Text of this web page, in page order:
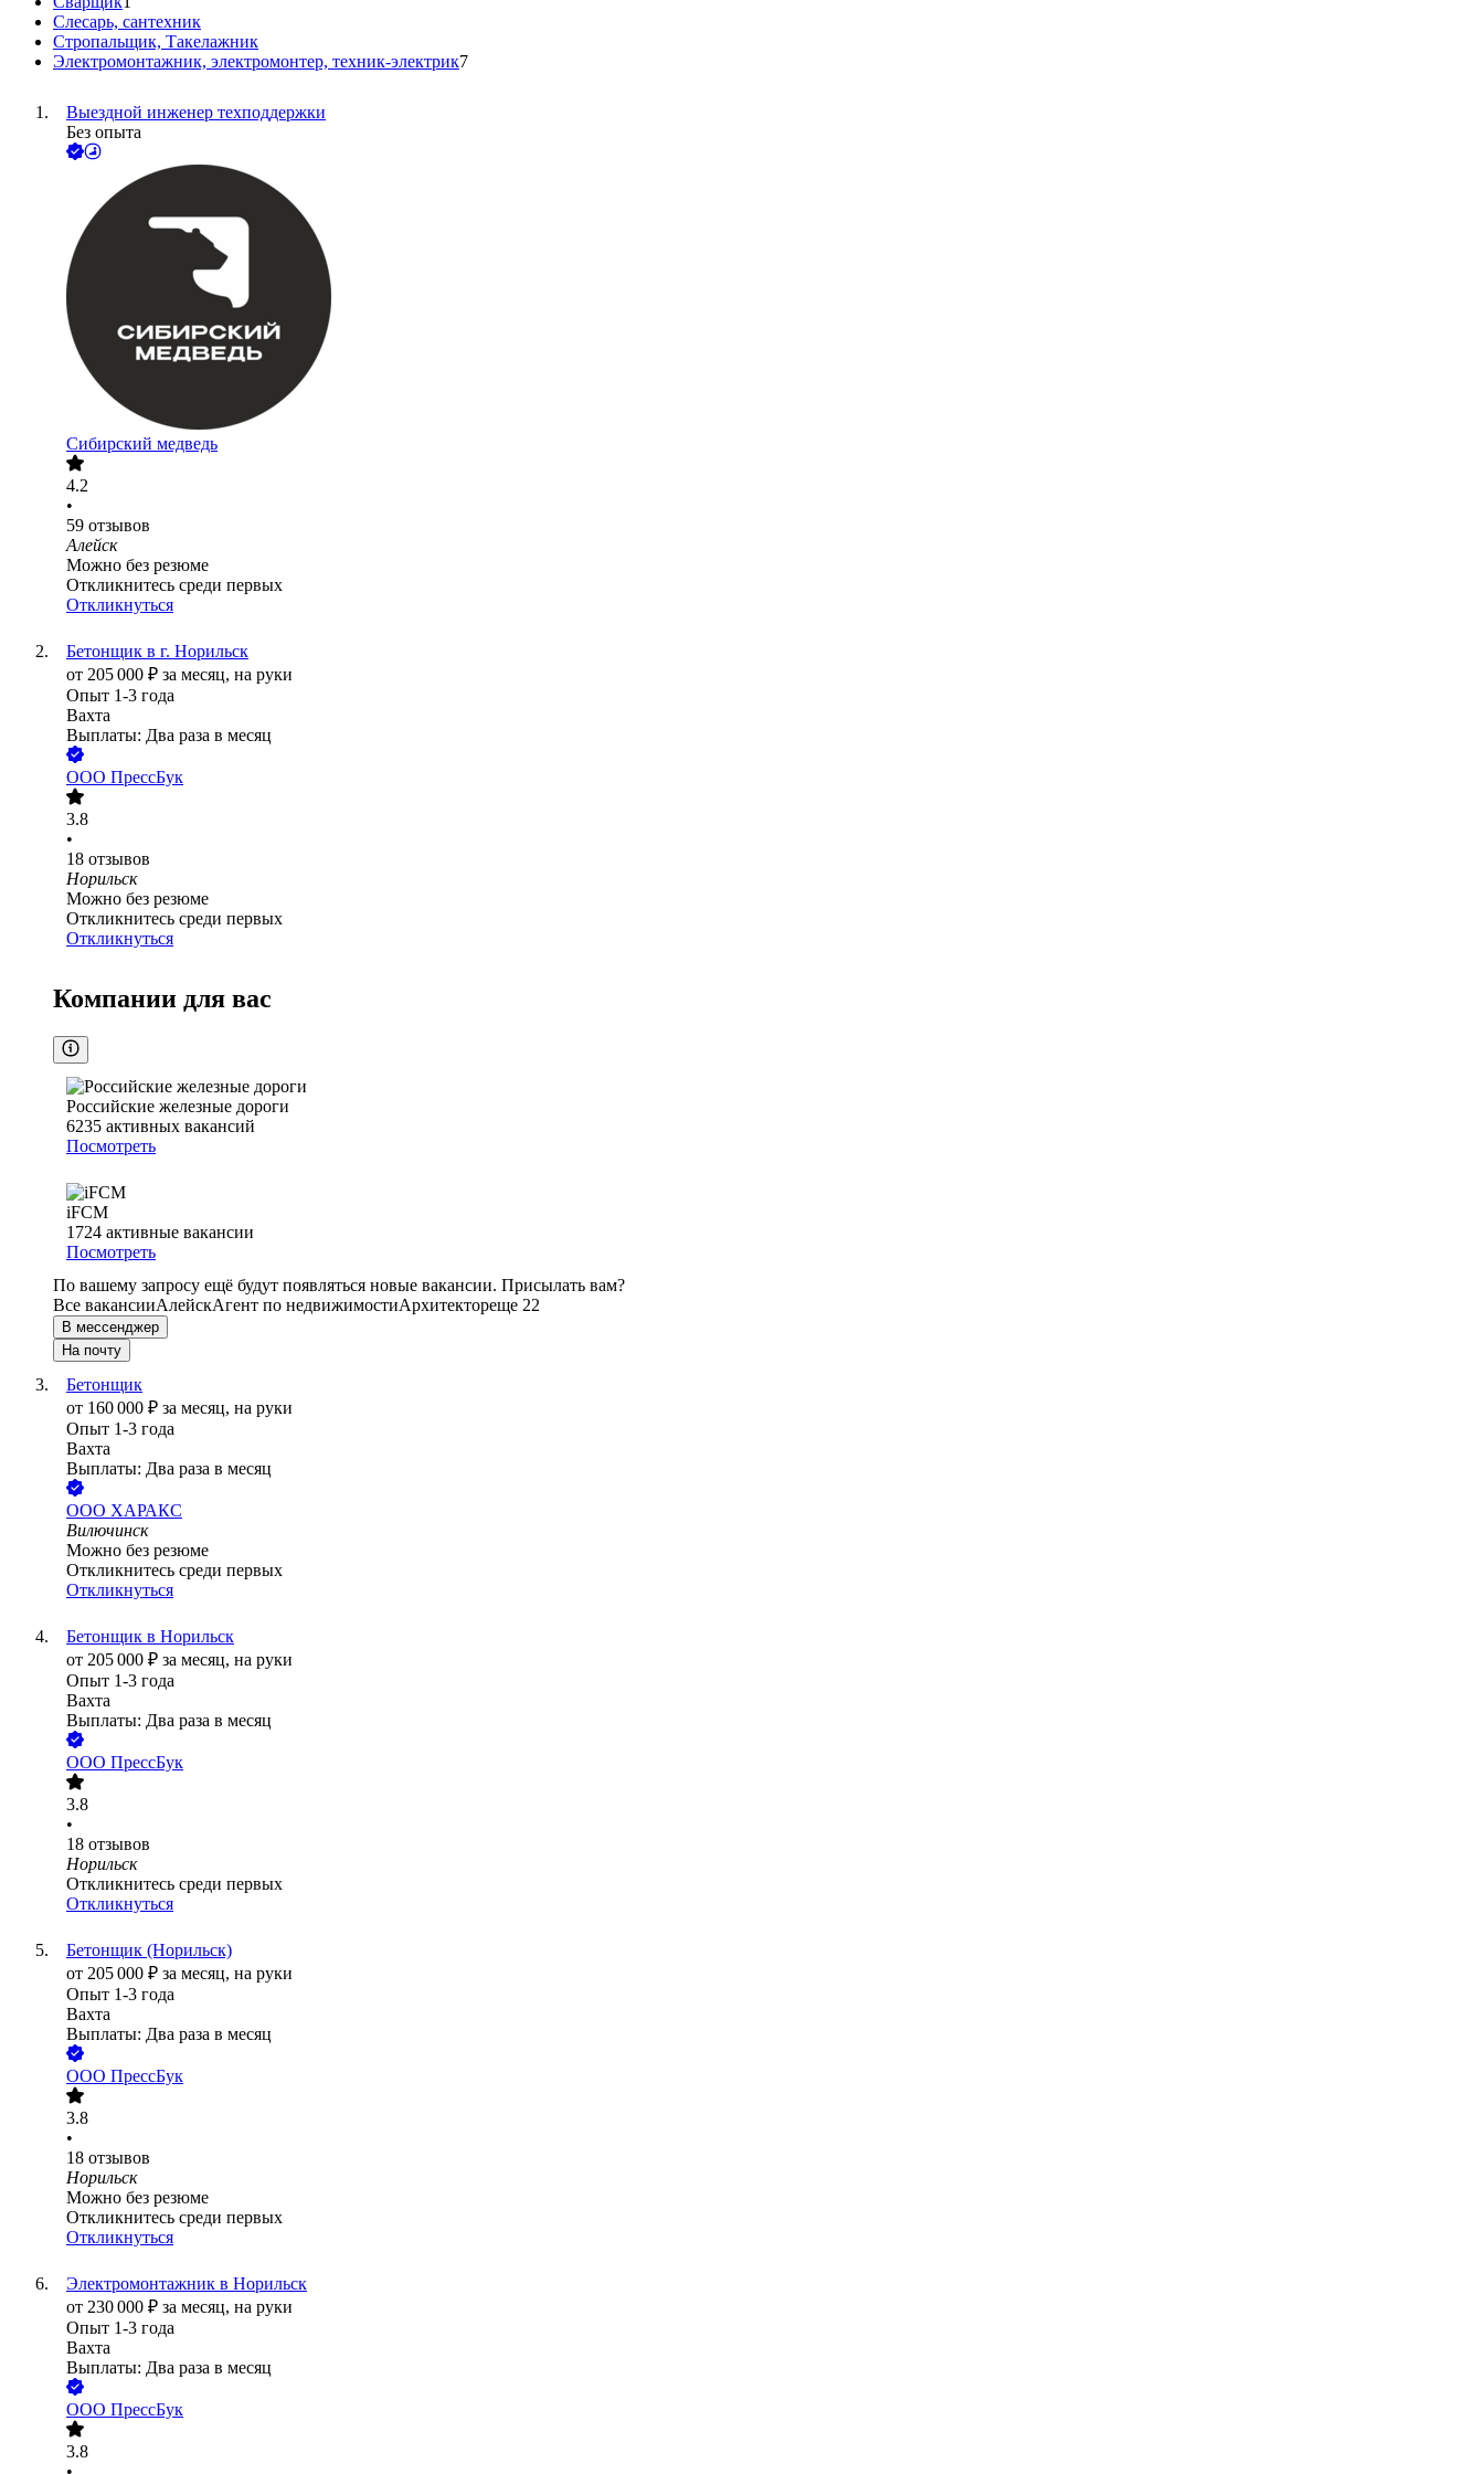
Слесарь, сантехник
Стропальщик, Такелажник
Электромонтажник, электромонтер, техник-электрик7
Выездной инженер техподдержки
Без опыта
Сибирский медведь
4.2
•
59 отзывов
Алейск
Можно без резюме
Откликнитесь среди первых
Откликнуться
Бетонщик в г. Норильск
от 205 000 ₽ за месяц, на руки
Опыт 1-3 года
Вахта
Выплаты: Два раза в месяц
ООО ПрессБук
3.8
•
18 отзывов
Норильск
Можно без резюме
Откликнитесь среди первых
Откликнуться
Компании для вас
Российские железные дороги
6235 активных вакансий
Посмотреть
iFCM
1724 активные вакансии
Посмотреть
По вашему запросу ещё будут появляться новые вакансии. Присылать вам?
Все вакансииАлейскАгент по недвижимостиАрхитектореще 22
В мессенджер
На почту
Бетонщик
от 160 000 ₽ за месяц, на руки
Опыт 1-3 года
Вахта
Выплаты: Два раза в месяц
ООО ХАРАКС
Вилючинск
Можно без резюме
Откликнитесь среди первых
Откликнуться
Бетонщик в Норильск
от 205 000 ₽ за месяц, на руки
Опыт 1-3 года
Вахта
Выплаты: Два раза в месяц
ООО ПрессБук
3.8
•
18 отзывов
Норильск
Откликнитесь среди первых
Откликнуться
Бетонщик (Норильск)
от 205 000 ₽ за месяц, на руки
Опыт 1-3 года
Вахта
Выплаты: Два раза в месяц
ООО ПрессБук
3.8
•
18 отзывов
Норильск
Можно без резюме
Откликнитесь среди первых
Откликнуться
Электромонтажник в Норильск
от 230 000 ₽ за месяц, на руки
Опыт 1-3 года
Вахта
Выплаты: Два раза в месяц
ООО ПрессБук
3.8